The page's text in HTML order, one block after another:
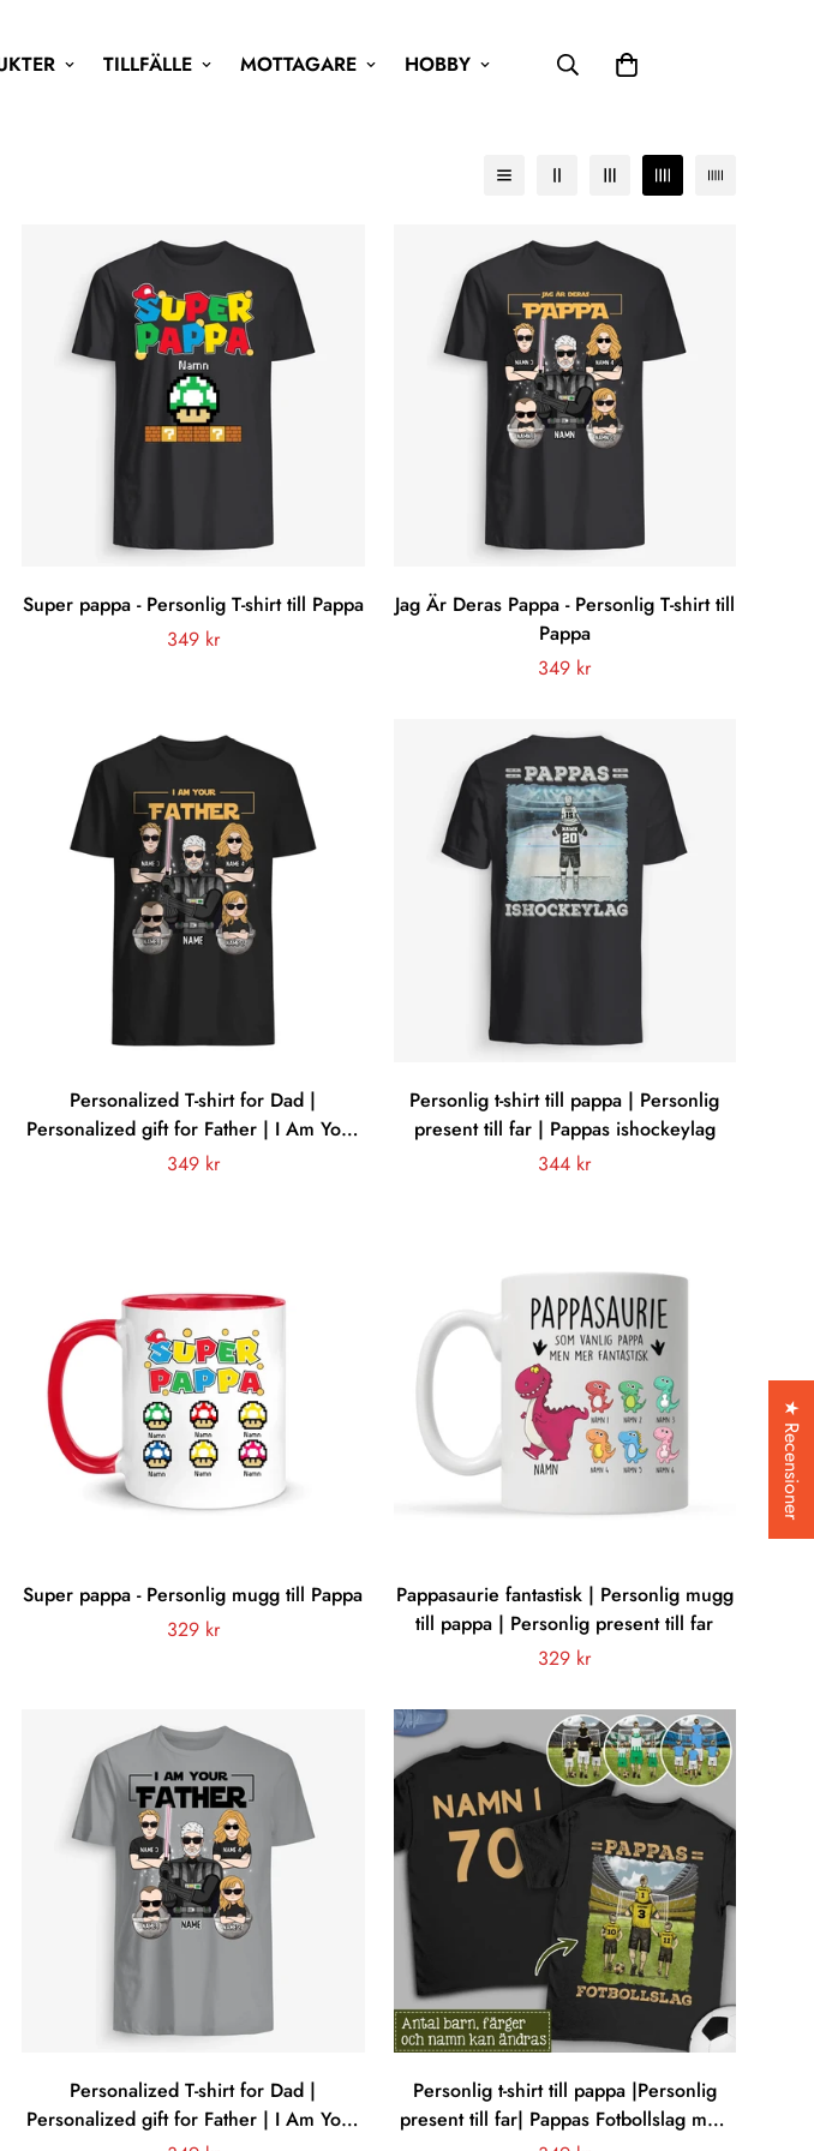
TILLFÄLLE MOTTAGARE HOBBY
Super pappa - Personlig T-shirt till Pappa
Vanligt
349 kr
Jag Är Deras Pappa - Personlig T-shirt till
Pappa
Vanligt
349 kr
Personalized T-shirt for Dad |
Personalized gift for Father | I Am Your
Father Dark Version
Vanligt
349 kr
Personlig t-shirt till pappa | Personlig
present till far | Pappas ishockeylag
Vanligt
344 kr
Super pappa - Personlig mugg till Pappa
Vanligt
329 kr
Pappasaurie fantastisk | Personlig mugg
till pappa | Personlig present till far
Vanligt
329 kr
Personalized T-shirt for Dad |
Personalized gift for Father | I Am Your
Personlig t-shirt till pappa |Personlig
present till far| Pappas Fotbollslag med
★ Recensioner